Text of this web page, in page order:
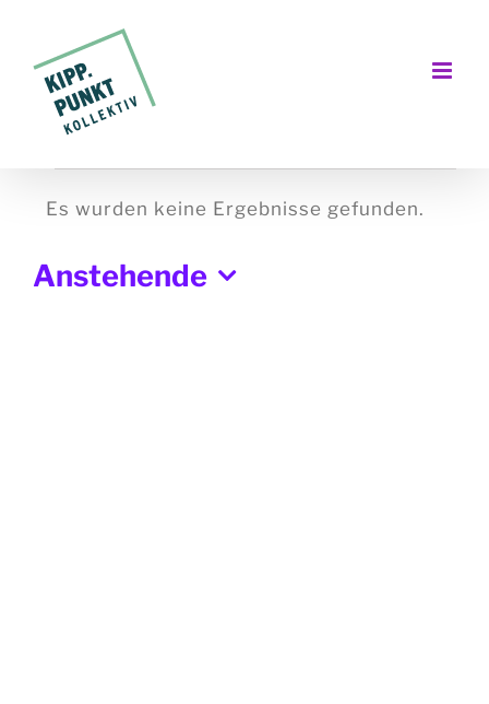
springen
Veranstaltungen
Hinweis
Es wurden keine Ergebnisse gefunden.
Anstehende